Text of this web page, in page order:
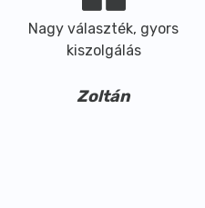
Nagy választék, gyors
kiszolgálás
Zoltán